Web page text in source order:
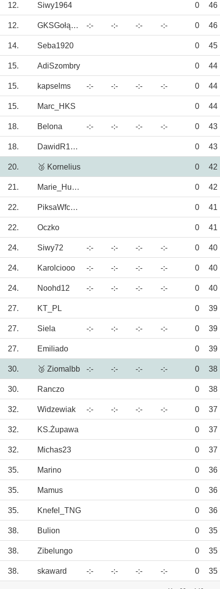
12. Siwy1964 0 46
12. GKSGołąbek -:- -:- -:- -:- 0 46
14. Seba1920 0 45
15. AdiSzombry 0 44
15. kapselms -:- -:- -:- -:- 0 44
15. Marc_HKS 0 44
18. Belona -:- -:- -:- -:- 0 43
18. DawidR1922 0 43
20. 🥉 Kornelius 0 42
21. Marie_Huanna 0 42
22. PiksaWfcG97 0 41
22. Oczko 0 41
24. Siwy72 -:- -:- -:- -:- 0 40
24. Karolciooo -:- -:- -:- -:- 0 40
24. Noohd12 -:- -:- -:- -:- 0 40
27. KT_PL 0 39
27. Siela -:- -:- -:- -:- 0 39
27. Emiliado 0 39
30. 🥉 Ziomalbb -:- -:- -:- -:- 0 38
30. Ranczo 0 38
32. Widzewiak -:- -:- -:- -:- 0 37
32. KS.Żupawa 0 37
32. Michas23 0 37
35. Marino 0 36
35. Mamus 0 36
35. Knefel_TNG 0 36
38. Bulion 0 35
38. Zibelungo 0 35
38. skaward -:- -:- -:- -:- 0 35